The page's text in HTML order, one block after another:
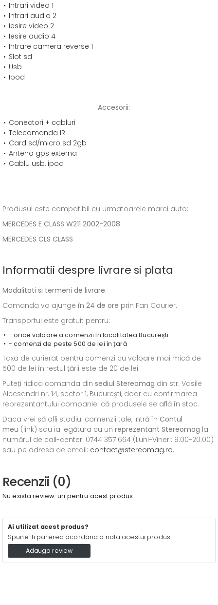
Intrari video 1
Intrari audio 2
Iesire video 2
Iesire audio 4
Intrare camera reverse 1
Slot sd
Usb
Ipod
Accesorii:
Conectori + cabluri
Telecomanda IR
Card sd/micro sd 2gb
Antena gps externa
Cablu usb, ipod
Produsul este compatibil cu urmatoarele marci auto:
MERCEDES E CLASS W211 2002-2008
MERCEDES CLS CLASS
Informatii despre livrare si plata
Modalitati si termeni de livrare:
Comanda va ajunge în 24 de ore prin Fan Courier.
Transportul este gratuit pentru:
- orice valoare a comenzii în localitatea București
- comenzi de peste 500 de lei în țară
Taxa de curierat pentru comenzi cu valoare mai mică de
500 de lei în restul țării este de 20 de lei.
Puteți ridica comanda din sediul Stereomag din str. Vasile
Alecsandri nr. 14, sector 1, București, doar cu confirmarea
reprezentantului companiei că produsele se află în stoc.
Daca vrei să afli stadiul comenzii tale, intră în Contul
meu (link) sau ia legătura cu un reprezentant Stereomag la
numărul de call-center: 0744 357 664 (Luni-Vineri: 9.00-20.00)
sau pe adresa de email: contact@stereomag.ro.
Recenzii (0)
Nu exista review-uri pentru acest produs
Ai utilizat acest produs?
Spune-ti parerea acordand o nota acestui produs
Adauga review